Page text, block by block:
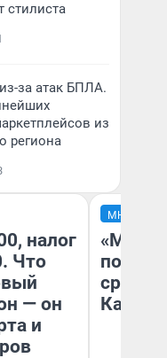
стилиста
за атак БПЛА.
из
региона
налог
Что
— он
и
МНЕНИЕ